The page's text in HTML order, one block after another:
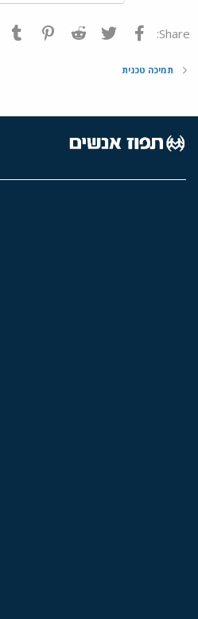
Share: פייסבוק Twitter
Reddit
תמיכה טכנית